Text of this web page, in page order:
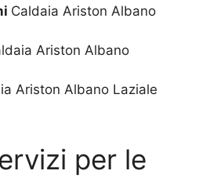
Caldaia Ariston Albano
Ariston Albano
Ariston Albano Laziale
per le